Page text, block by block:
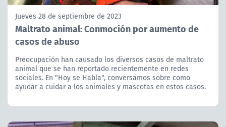
Jueves 28 de septiembre de 2023
Maltrato animal: Conmoción por aumento de
casos de abuso
Preocupación han causado los diversos casos de maltrato
animal que se han reportado recientemente en redes
sociales. En "Hoy se Habla", conversamos sobre como
ayudar a cuidar a los animales y mascotas en estos casos.